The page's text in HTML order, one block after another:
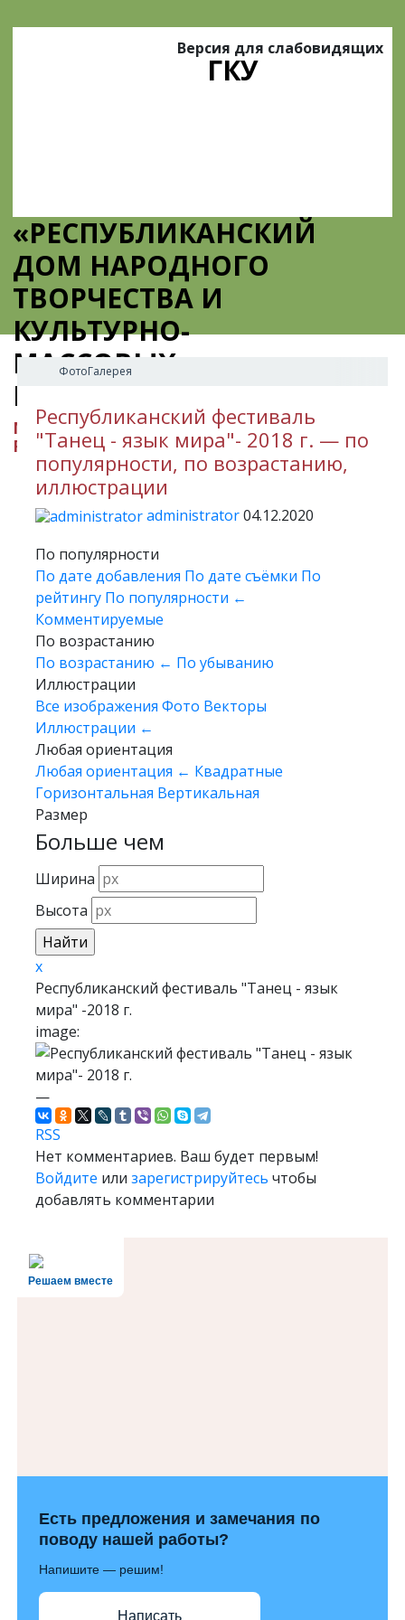
ГКУ
«РЕСПУБЛИКАНСКИЙ
ДОМ НАРОДНОГО
ТВОРЧЕСТВА И
КУЛЬТУРНО-
МАССОВЫХ
МЕРОПРИЯТИЙ»
МИНИСТЕРСТВО КУЛЬТУРЫ
РЕСПУБЛИКИ ИНГУШЕТИЯ
Версия для слабовидящих
ФотоГалерея
Республиканский фестиваль
"Танец - язык мира"- 2018 г. — по
популярности, по возрастанию,
иллюстрации
administrator04.12.2020
По популярности
По дате добавления По дате съёмки По
рейтингу По популярности ←
Комментируемые
По возрастанию
По возрастанию ← По убыванию
Иллюстрации
Все изображенияФото Векторы
Иллюстрации ←
Любая ориентация
Любая ориентация ← Квадратные
Горизонтальная Вертикальная
Размер
Больше чем
Ширина
Высота
x
Республиканский фестиваль "Танец - язык
мира" -2018 г.
image:
—
RSS
Нет комментариев. Ваш будет первым!
Войдите илизарегистрируйтесь чтобы
добавлять комментарии
Решаем вместе
Есть предложения и замечания по
поводу нашей работы?
Напишите — решим!
Написать